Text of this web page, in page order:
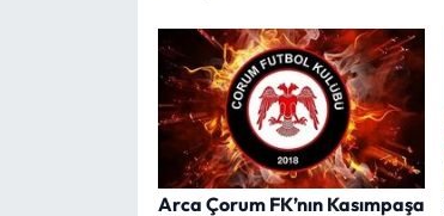
Arca Çorum FK’nın Kasımpaşa